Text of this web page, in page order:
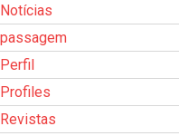
Notícias
passagem
Perfil
Profiles
Revistas